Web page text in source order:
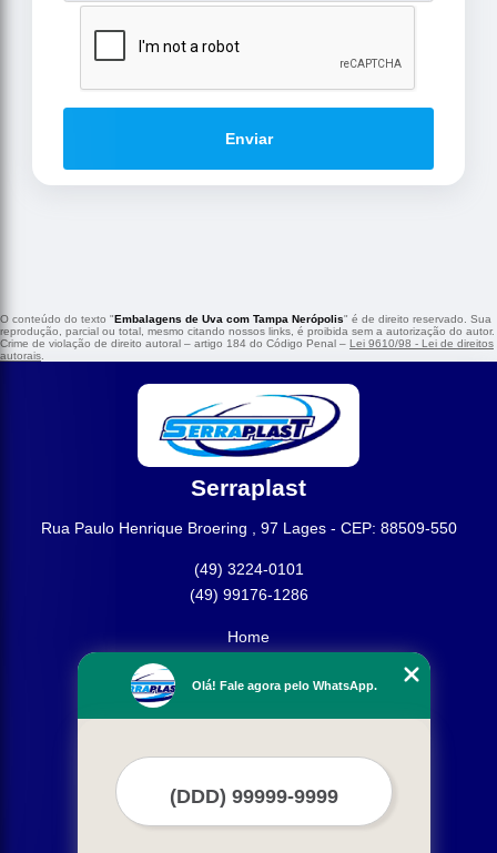
Enviar
O conteúdo do texto "Embalagens de Uva com Tampa Nerópolis" é de direito reservado. Sua
reprodução, parcial ou total, mesmo citando nossos links, é proibida sem a autorização do autor.
Crime de violação de direito autoral – artigo 184 do Código Penal – Lei 9610/98 - Lei de direitos
autorais
Serraplast
Rua Paulo Henrique Broering , 97 Lages - CEP: 88509-550
(49) 3224-0101
(49) 99176-1286
Home
Missão
Mais Serviços
Olá! Fale agora pelo WhatsApp.